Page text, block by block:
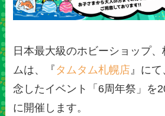
日本最大級のホビーショップ
ムは、『 タムタム札幌店 』に
念したイベント「6周年祭」を
に開催します。